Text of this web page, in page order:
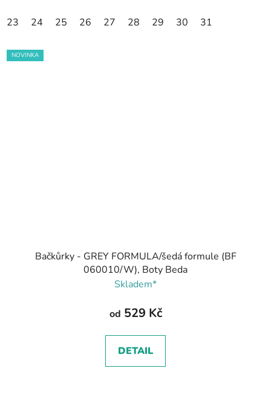
23 24 25 26 27 28 29 30 31
NOVINKA
Bačkůrky - GREY FORMULA/šedá formule (BF
060010/W), Boty Beda
Skladem*
od 529 Kč
DETAIL